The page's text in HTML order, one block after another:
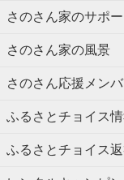
さのさん家のサポ
さのさん家の風景
さのさん応援メン
ふるさとチョイス情
ふるさとチョイス